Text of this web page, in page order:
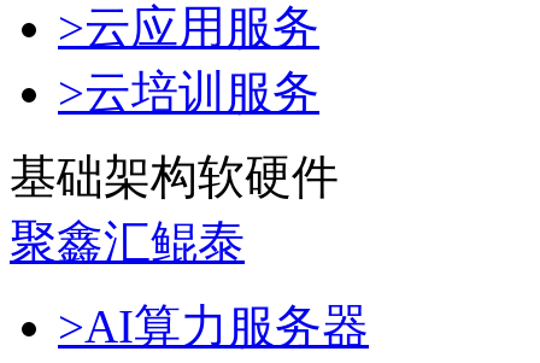
>云应用服务
>云培训服务
基础架构软硬件
聚鑫汇鲲泰
>AI算力服务器